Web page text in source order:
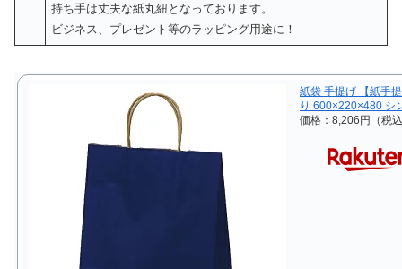
持ち手は丈夫な紙丸紐となっております。
ビジネス、プレゼント等のラッピング用途に！
紙袋 手提げ 【紙手
り 600×220×480 シ
価格：8,206円（税